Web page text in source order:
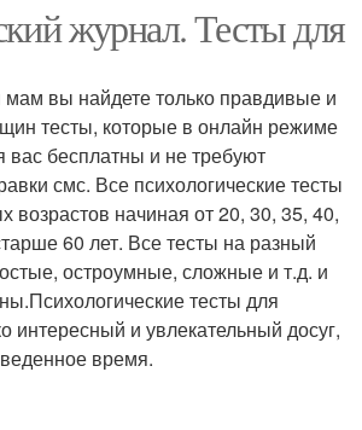
журнал. Тесты для
вы найдете только правдивые и
тесты, которые в онлайн режиме
вас бесплатны и не требуют
смс. Все психологические тесты
начиная от 20, 30, 35, 40,
60 лет. Все тесты на разный
остроумные, сложные и т.д. и
тесты для
интересный и увлекательный досуг,
время.